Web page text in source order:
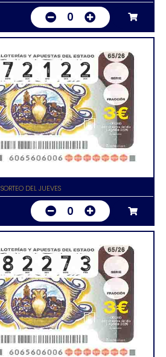
0
SORTEO DEL JUEVES
0